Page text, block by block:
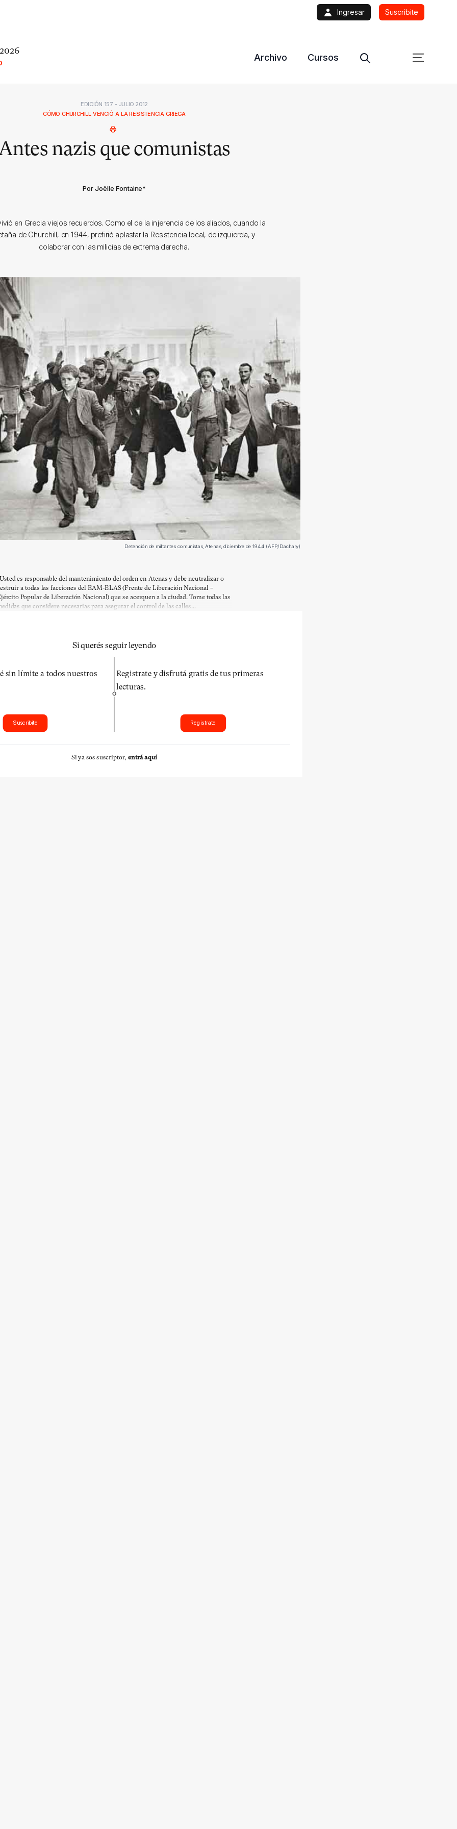
Ingresar Suscribite
Archivo Cursos
EDICIÓN 157 - JULIO 2012
CÓMO CHURCHILL VENCIÓ A LA RESISTENCIA GRIEGA
nazis que comunistas
Por Joëlle Fontaine*
en Grecia viejos recuerdos. Como el de la injerencia de los aliados, cuando la
de Churchill, en 1944, prefirió aplastar la Resistencia local, de izquierda, y
colaborar con las milicias de extrema derecha.
Detención de militantes comunistas, Atenas, diciembre de 1944 (AFP/Dachary)
es responsable del mantenimiento del orden en Atenas y debe neutralizar o
a todas las facciones del EAM-ELAS (Frente de Liberación Nacional –
Popular de Liberación Nacional) que se acerquen a la ciudad. Tome todas las
que considere necesarias para asegurar el control de las calles...
Si querés seguir leyendo
sin límite a todos nuestros
Suscribite
O
Registrate y disfrutá gratis de tus primeras
lecturas.
Registrate
Si ya sos suscriptor, entrá aquí